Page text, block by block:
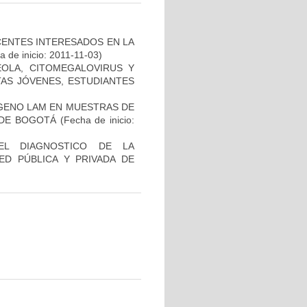
INTERESADOS EN LA
de inicio: 2011-11-03)
CITOMEGALOVIRUS Y
JÓVENES, ESTUDIANTES
LAM EN MUESTRAS DE
BOGOTÁ(Fecha de inicio:
DIAGNOSTICO DE LA
PÚBLICA Y PRIVADA DE